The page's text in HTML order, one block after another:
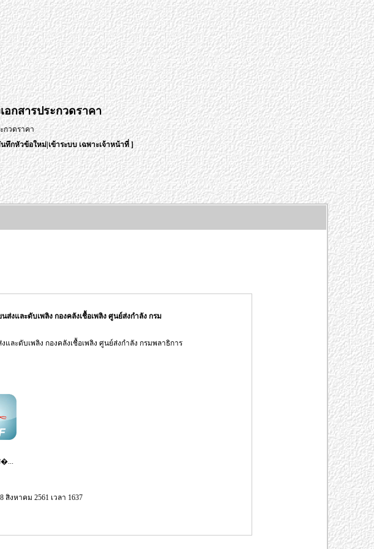
อกสารประกวดราคา
กวดราคา
ทึกหัวข้อใหม่|เข้าระบบ เฉพาะเจ้าหน้าที่]
ส่งและดับเพลิง กองคลังเชื้อเพลิง ศูนย์ส่งกำลัง กรม
ละดับเพลิง กองคลังเชื้อเพลิง ศูนย์ส่งกำลัง กรมพลาธิการ
�...
งหาคม 2561 เวลา 1637